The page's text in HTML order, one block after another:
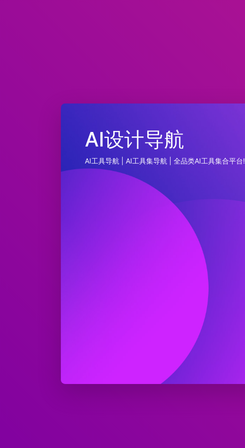
AI设计导航
AI工具导航 | AI工具集导航 | 全品类AI工具集合平台!